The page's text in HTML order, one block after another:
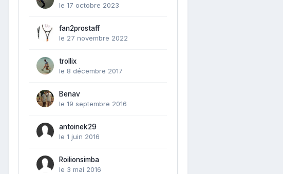
le 17 octobre 2023
fan2prostaff
le 27 novembre 2022
trollix
le 8 décembre 2017
Benav
le 19 septembre 2016
antoinek29
le 1 juin 2016
Roilionsimba
le 3 mai 2016